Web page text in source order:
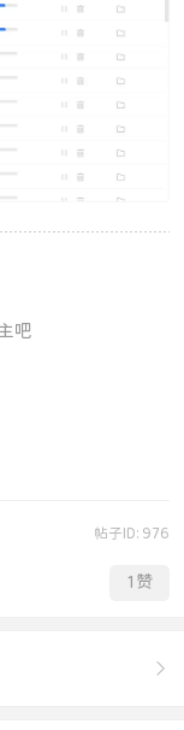
吧
帖子ID: 976
1 赞
